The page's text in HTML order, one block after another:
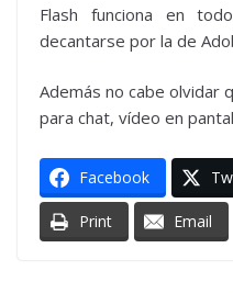
Flash funciona en
decantarse por la de
Además no cabe olvidar
para chat, vídeo en
Facebook
Print Email